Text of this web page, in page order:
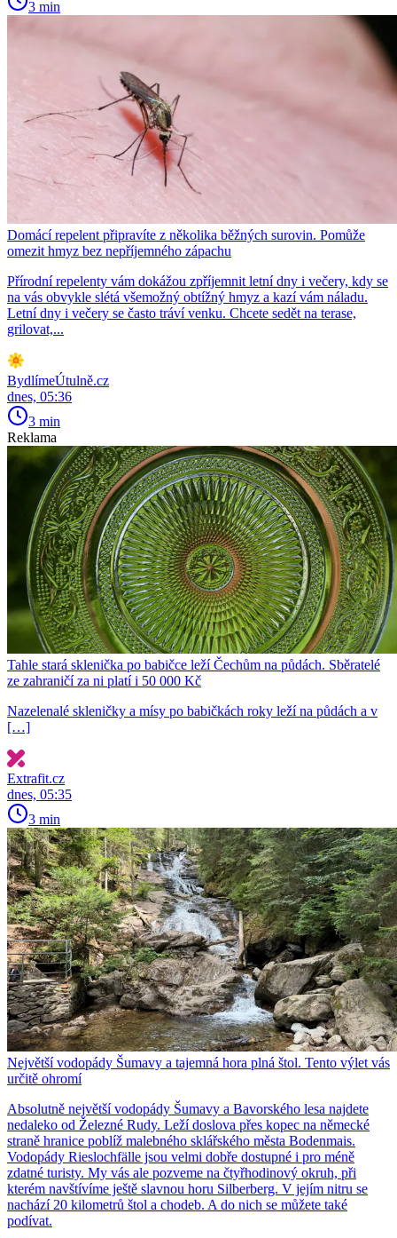
3 min
Domácí repelent připravíte z několika běžných surovin. Pomůže
omezit hmyz bez nepříjemného zápachu
Přírodní repelenty vám dokážou zpříjemnit letní dny i večery, kdy se
na vás obvykle slétá všemožný obtížný hmyz a kazí vám náladu.
Letní dny i večery se často tráví venku. Chcete sedět na terase,
grilovat,...
BydlímeÚtulně.cz
dnes, 05:36
3 min
Reklama
Tahle stará sklenička po babičce leží Čechům na půdách. Sběratelé
ze zahraničí za ni platí i 50 000 Kč
Nazelenalé skleničky a mísy po babičkách roky leží na půdách a v
[…]
Extrafit.cz
dnes, 05:35
3 min
Největší vodopády Šumavy a tajemná hora plná štol. Tento výlet vás
určitě ohromí
Absolutně největší vodopády Šumavy a Bavorského lesa najdete
nedaleko od Železné Rudy. Leží doslova přes kopec na německé
straně hranice poblíž malebného sklářského města Bodenmais.
Vodopády Rieslochfälle jsou velmi dobře dostupné i pro méně
zdatné turisty. My vás ale pozveme na čtyřhodinový okruh, při
kterém navštívíme ještě slavnou horu Silberberg. V jejím nitru se
nachází 20 kilometrů štol a chodeb. A do nich se můžete také
podívat.